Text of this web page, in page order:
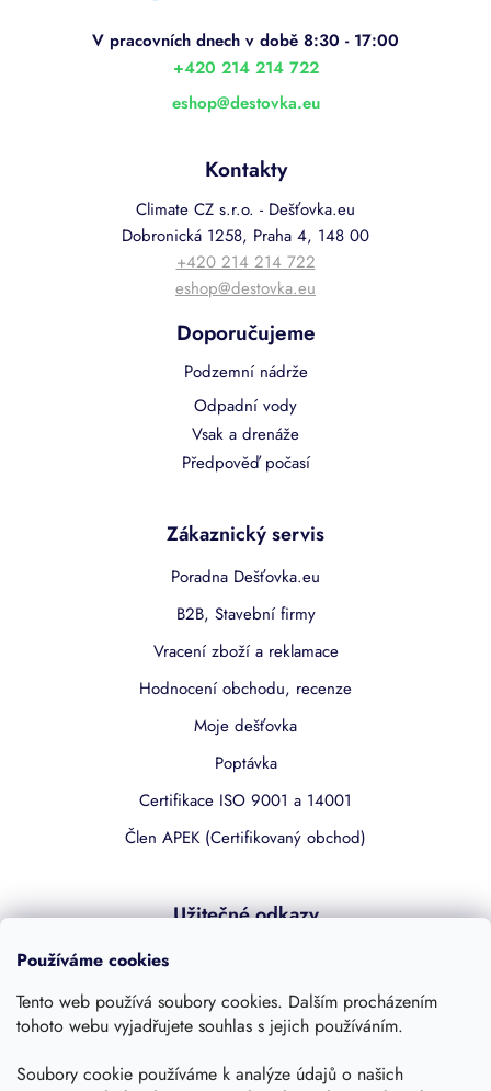
Používáme cookies
Tento web používá soubory cookies. Dalším procházením
tohoto webu vyjadřujete souhlas s jejich používáním.
Soubory cookie používáme k analýze údajů o našich
eshop@destovka.eu
+420 214 214 722
Kontakty
Climate CZ s.r.o. - Dešťovka.eu
Dobronická 1258, Praha 4, 148 00
+420 214 214 722
eshop@destovka.eu
Doporučujeme
Podzemní nádrže
Odpadní vody
Vsak a drenáže
Předpověď počasí
Zákaznický servis
Poradna Dešťovka.eu
B2B, Stavební firmy
Vracení zboží a reklamace
Hodnocení obchodu, recenze
Moje dešťovka
Poptávka
Certifikace ISO 9001 a 14001
Člen APEK (Certifikovaný obchod)
Užitečné odkazy
Kariéra
Obchodní podmínky
Podmínky ochrany osobních údajů